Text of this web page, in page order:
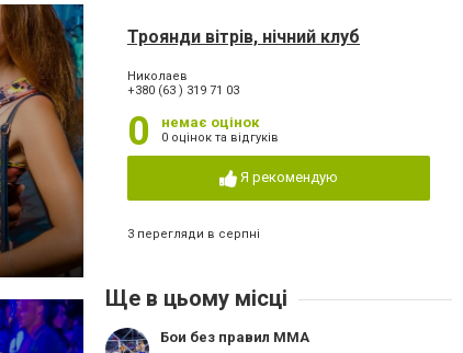
Троянди вітрів, нічний клуб
Николаев
+380 (63 ) 319 71 03
0 немає оцінок
0 оцінок та відгуків
Я рекомендую
3 перегляди в серпні
Ще в цьому місці
Бои без правил ММА